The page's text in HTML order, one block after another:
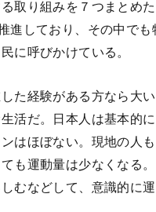
取り組みを７つまとめ
進しており、その中で
に呼びかけている。
た経験がある方なら大
活だ。日本人は基本的
はほぼない。現地の人
も運動量は少なくなる
むなどして、意識的に